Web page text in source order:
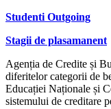
Studenti Outgoing
Stagii de plasamanent
Agenția de Credite și
diferitelor categorii de
Educației Naționale și
sistemului de creditare